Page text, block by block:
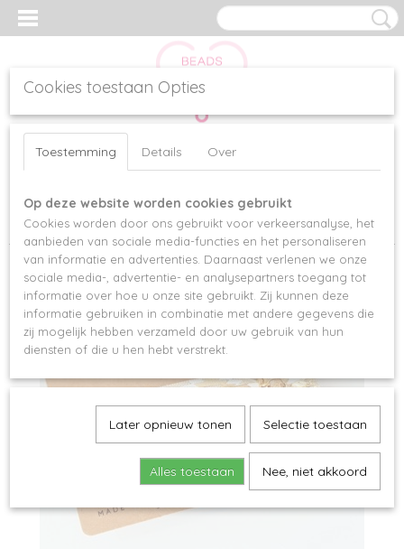
Inloggen Registreren
Home >Armbanden>Elastisch / Ibiza>IBIZA ARMBANDENSET
TANTE
Cookies toestaan Opties
Toestemming Details Over
Op deze website worden cookies gebruikt
Cookies worden door ons gebruikt voor verkeersanalyse, het
aanbieden van sociale media-functies en het personaliseren
van informatie en advertenties. Daarnaast verlenen we onze
sociale media-, advertentie- en analysepartners toegang tot
informatie over hoe u onze site gebruikt. Zij kunnen deze
informatie gebruiken in combinatie met andere gegevens die
zij mogelijk hebben verzameld door uw gebruik van hun
diensten of die u hen hebt verstrekt.
Later opnieuw tonen Selectie toestaan
Alles toestaan Nee, niet akkoord